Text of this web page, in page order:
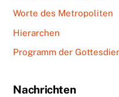
Worte des Metropoliten
Hierarchen
Programm der
Nachrichten